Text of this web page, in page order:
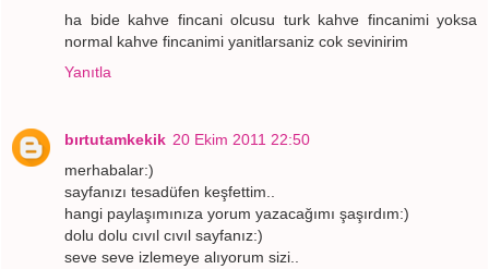
ha bide kahve fincani olcusu turk kahve fincanimi yoksa
normal kahve fincanimi yanitlarsaniz cok sevinirim
Yanıtla
bırtutamkekik 20 Ekim 2011 22:50
merhabalar:)
sayfanızı tesadüfen keşfettim..
hangi paylaşımınıza yorum yazacağımı şaşırdım:)
dolu dolu cıvıl cıvıl sayfanız:)
seve seve izlemeye alıyorum sizi..